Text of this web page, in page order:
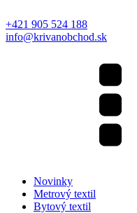
+421 905 524 188
info@krivanobchod.sk
Novinky
Metrový textil
Bytový textil